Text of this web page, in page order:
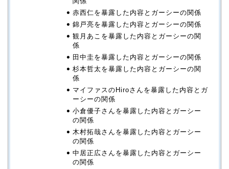
赤西仁を暴露した内容とガーシーの関係
錦戸亮を暴露した内容とガーシーの関係
観月あこを暴露した内容とガーシーの関
係
田中圭を暴露した内容とガーシーの関係
杉本哲太を暴露した内容とガーシーの関
係
マイファスのHiroさんを暴露した内容とガ
ーシーの関係
小倉優子さんを暴露した内容とガーシー
の関係
木村拓哉さんを暴露した内容とガーシー
の関係
中居正広さんを暴露した内容とガーシー
の関係